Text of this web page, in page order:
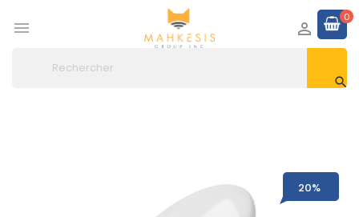

0


20%